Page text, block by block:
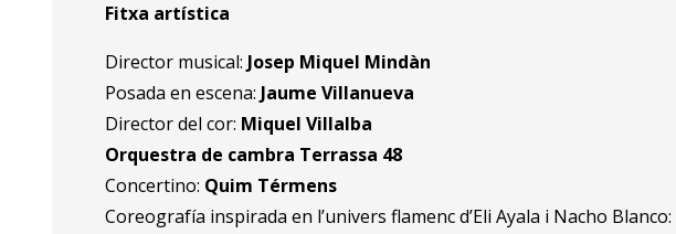
Fitxa artística
Director musical: Josep Miquel Mindàn
Posada en escena: Jaume Villanueva
Director del cor: Miquel Villalba
Orquestra de cambra Terrassa 48
Concertino: Quim Térmens
Coreografía inspirada en l’univers flamenc d’Eli Ayala i Nacho Blanco: